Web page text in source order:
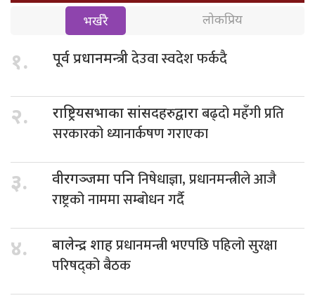
भर्खरै लोकप्रिय
१. पूर्व प्रधानमन्त्रीदेउवा स्वदेश फर्कदै
२. राष्ट्रियसभाका सांसदहरुद्वाराबढ्दो महँगी प्रति
सरकारको ध्यानार्कषण गराएका
३. वीरगञ्जमा पनिनिषेधाज्ञा, प्रधानमन्त्रीले आजै
राष्ट्रको नाममा सम्बोधन गर्दै
४. बालेन्द्र शाहप्रधानमन्त्री भएपछि पहिलो सुरक्षा
परिषद्को बैठक